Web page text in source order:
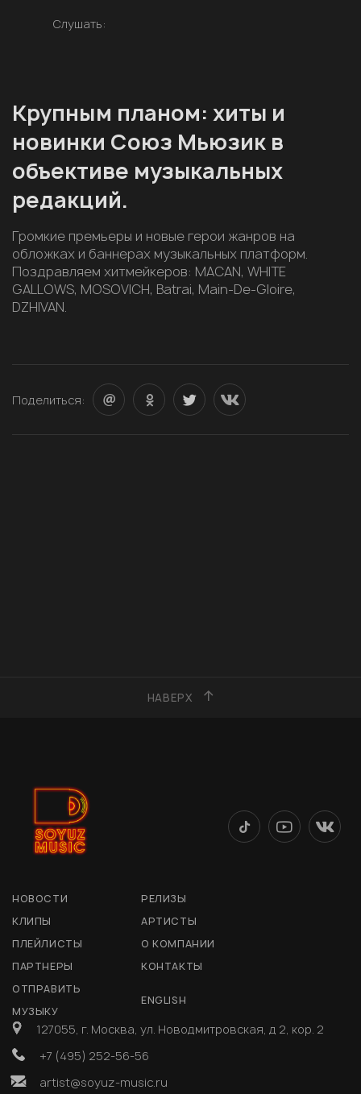
Слушать:
Крупным планом: хиты и
новинки Союз Мьюзик в
объективе музыкальных
редакций.
Громкие премьеры и новые герои жанров на
обложках и баннерах музыкальных платформ.
Поздравляем хитмейкеров: MACAN, WHITE
GALLOWS, MOSOVICH, Batrai, Main-De-Gloire,
DZHIVAN.
Поделиться:
НАВЕРХ
НОВОСТИ
РЕЛИЗЫ
КЛИПЫ
АРТИСТЫ
ПЛЕЙЛИСТЫ
О КОМПАНИИ
ПАРТНЕРЫ
КОНТАКТЫ
ОТПРАВИТЬ
МУЗЫКУ
ENGLISH
127055, г. Москва, ул. Новодмитровская, д 2, кор. 2
+7 (495) 252-56-56
artist@soyuz-music.ru